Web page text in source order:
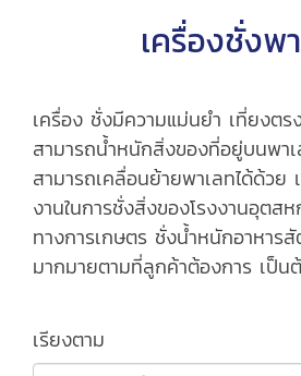
เครื่องชั่งพ
เครื่อง ชั่งมีความแม่นยำ เที่ยงต
สามารถน้ำหนักสิ่งของที่อยู่บนพา
สามารถเคลื่อนย้ายพาเลทได้ด้วย
งานในการชั่งสิ่งของโรงงานอุต
ทางการเกษตร ชั่งน้ำหนักอาหาร
มากมายตามที่ลูกค้าต้องการ เป็น
เรียงตาม